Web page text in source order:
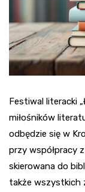
Festiwal literacki
miłośników
odbędzie się w
przy współpracy
skierowana do
także wszystkich